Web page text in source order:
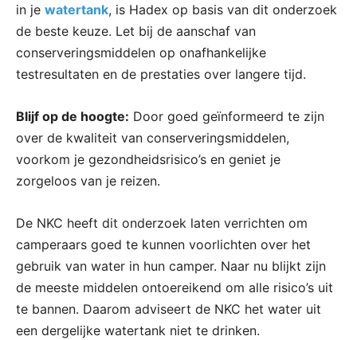
in je watertank, is Hadex op basis van dit onderzoek
de beste keuze. Let bij de aanschaf van
conserveringsmiddelen op onafhankelijke
testresultaten en de prestaties over langere tijd.
Blijf op de hoogte: Door goed geïnformeerd te zijn
over de kwaliteit van conserveringsmiddelen,
voorkom je gezondheidsrisico’s en geniet je
zorgeloos van je reizen.
De NKC heeft dit onderzoek laten verrichten om
camperaars goed te kunnen voorlichten over het
gebruik van water in hun camper. Naar nu blijkt zijn
de meeste middelen ontoereikend om alle risico’s uit
te bannen. Daarom adviseert de NKC het water uit
een dergelijke watertank niet te drinken.